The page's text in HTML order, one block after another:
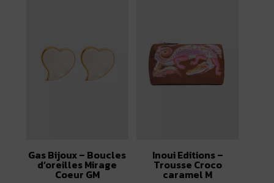
Gas Bijoux – Boucles
d’oreilles Mirage
Coeur GM
Inoui Editions –
Trousse Croco
caramel M